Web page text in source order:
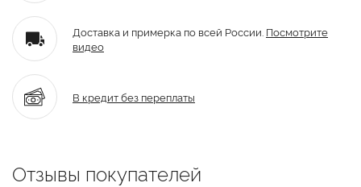
Доставка и примерка по всей России. Посмотрите
видео
В кредит без переплаты
Отзывы покупателей